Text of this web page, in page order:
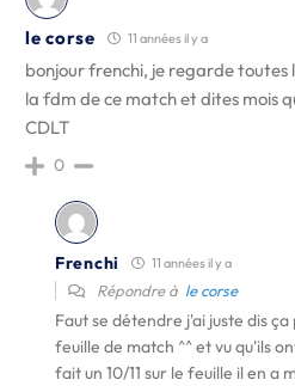
le corse 11 années il y a
bonjour frenchi, je regarde
la fdm de ce match et dites mois
CDLT
0
Frenchi 11 années il y a
Répondre à le corse
Faut se détendre j'ai juste dis
feuille de match ^^ et vu qu'ils
fait un 10/11 sur le feuille il en a